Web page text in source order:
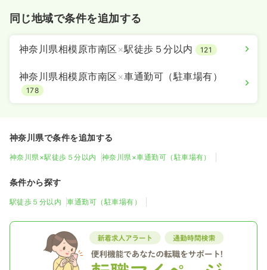
同じ地域で条件を追加する
神奈川県相模原市南区 ×駅徒歩５分以内 121
神奈川県相模原市南区 ×車通勤可（駐車場有）
178
神奈川県で条件を追加する
神奈川県×駅徒歩５分以内 神奈川県×車通勤可（駐車場有）
条件から探す
駅徒歩５分以内 車通勤可（駐車場有）